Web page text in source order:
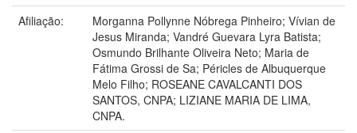
Afiliação:
Morganna Pollynne Nóbrega Pinheiro; Vívian de
Jesus Miranda; Vandré Guevara Lyra Batista;
Osmundo Brilhante Oliveira Neto; Maria de
Fátima Grossi de Sa; Péricles de Albuquerque
Melo Filho; ROSEANE CAVALCANTI DOS
SANTOS, CNPA; LIZIANE MARIA DE LIMA,
CNPA.